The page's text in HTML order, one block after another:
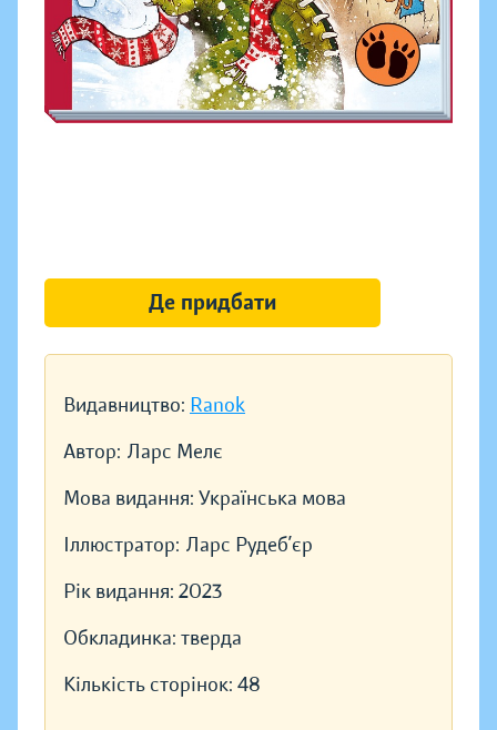
Видавництво: Ranok
Автор: Ларс Мелє
Мова видання: Українська мова
Іллюстратор: Ларс Рудеб’єр
Рік видання: 2023
Обкладинка: тверда
Кількість сторінок: 48
Де придбати